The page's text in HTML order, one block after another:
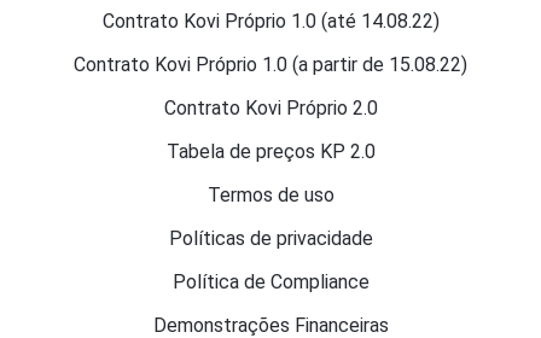
Contrato Kovi Próprio 1.0 (até 14.08.22)
Contrato Kovi Próprio 1.0 (a partir de 15.08.22)
Contrato Kovi Próprio 2.0
Tabela de preços KP 2.0
Termos de uso
Políticas de privacidade
Política de Compliance
Demonstrações Financeiras